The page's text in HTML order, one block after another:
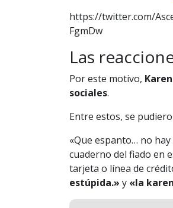
https://twitter.com/
FgmDw
Las
Por este motivo,
sociales.
Entre estos, se
«Que espanto… no
cuaderno del fiado en
tarjeta o línea de
estúpida.» y «la